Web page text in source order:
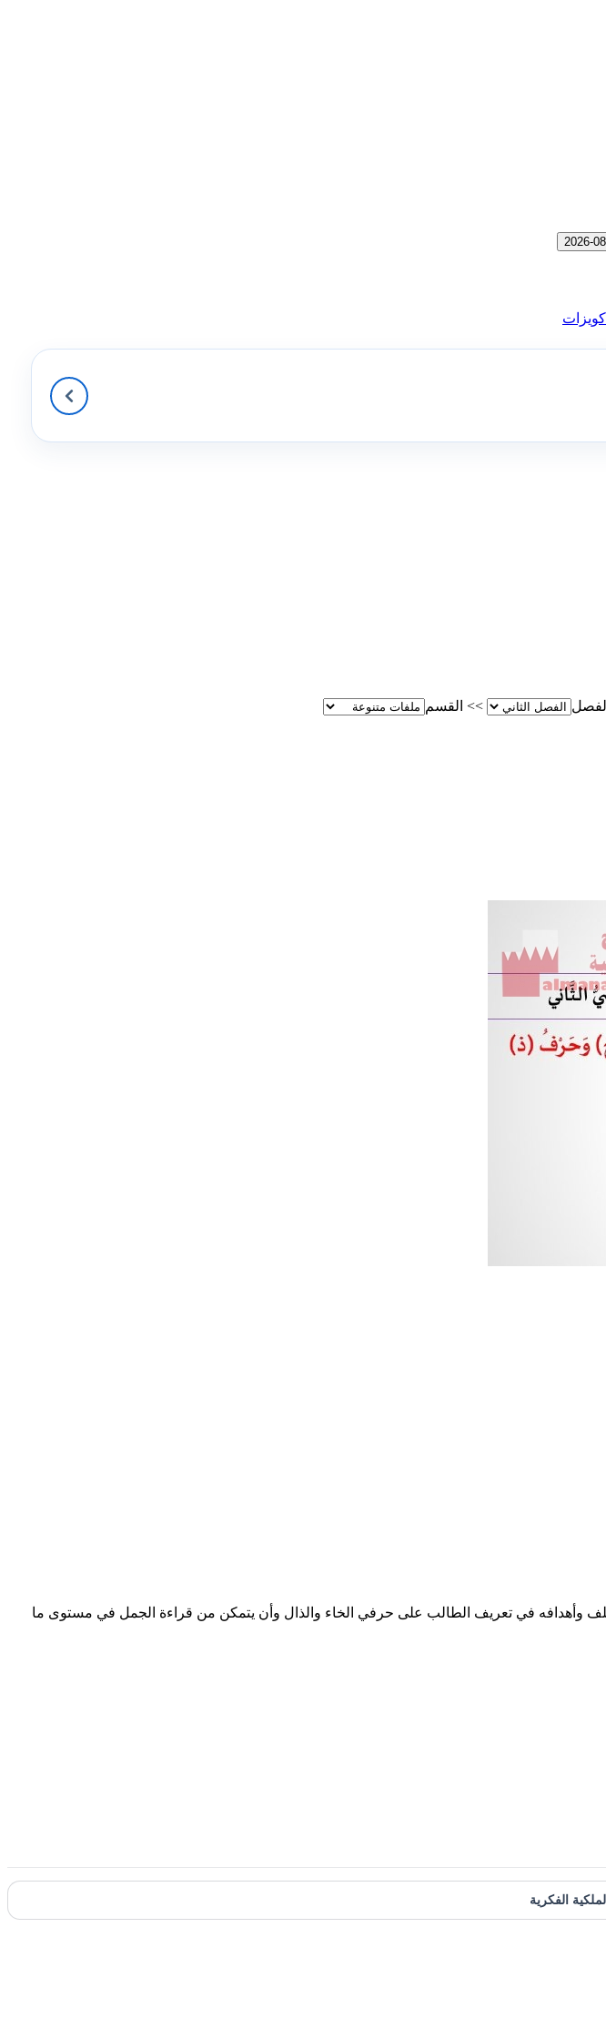
كويزات
الفصل >> القسم
وأهدافه في تعريف الطالب على حرفي الخاء والذال وأن يتمكن من قراءة الجمل في مستوى ما
الفكرية